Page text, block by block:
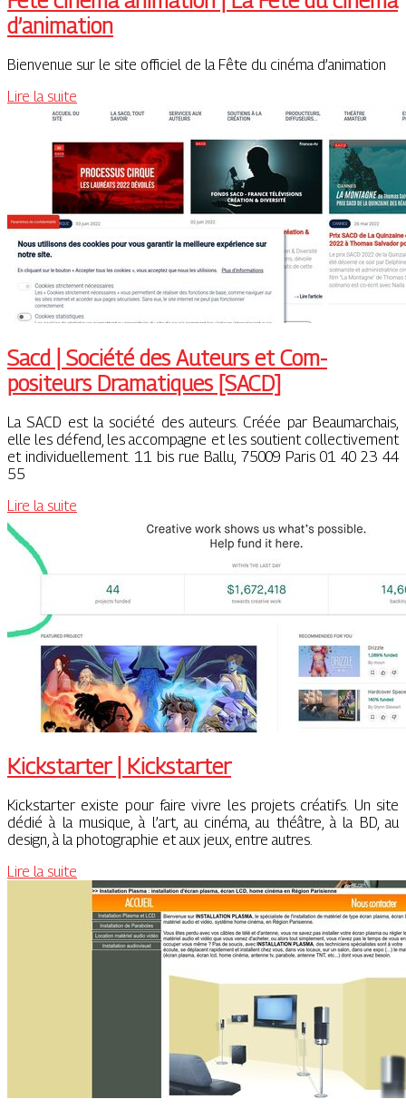
d’animation
Bienvenue sur le site officiel de la Fête du cinéma d’animation
Lire la suite
Sacd | Société des Auteurs et Com­
positeurs Dramatiques [SACD]
La SACD est la société des auteurs. Créée par Beaumarchais,
elle les défend, les accompagne et les soutient collectivement
et individuellement. 11 bis rue Ballu, 75009 Paris 01 40 23 44
55
Lire la suite
Kickstarter | Kickstarter
Kickstarter existe pour faire vivre les projets créatifs. Un site
dédié à la musique, à l’art, au cinéma, au théâtre, à la BD, au
design, à la photographie et aux jeux, entre autres.
Lire la suite